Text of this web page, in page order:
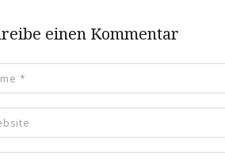
einen Kommentar